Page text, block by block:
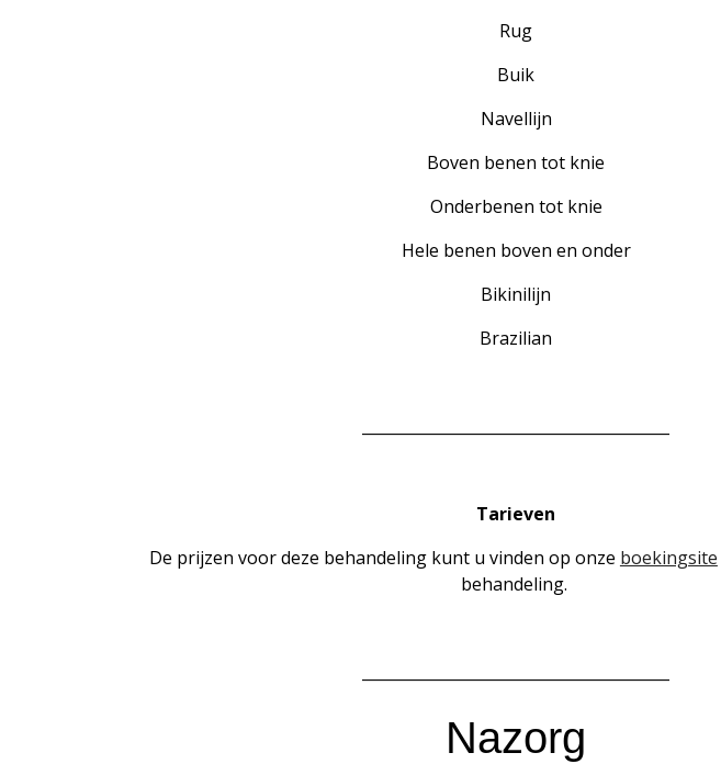
Rug
Buik
Navellijn
Boven benen tot knie
Onderbenen tot knie
Hele benen boven en onder
Bikinilijn
Brazilian
Tarieven
De prijzen voor deze behandeling kunt u vinden op onze boekingsite
behandeling.
Nazorg